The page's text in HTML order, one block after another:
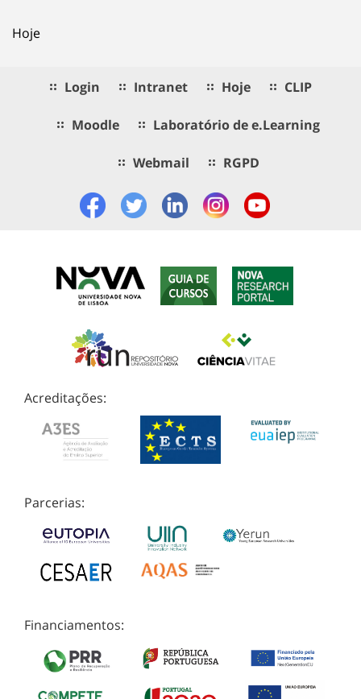
Hoje
Login Intranet Hoje CLIP
Moodle Laboratório de e.Learning
Webmail RGPD
Acreditações:
Parcerias:
Financiamentos: